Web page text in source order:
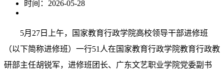
时间：2026-05-28
5月27日上午，国家教育行政学院高校领导干部进修班
（以下简称进修班）一行51人在国家教育行政学院教育行政教
研部主任胡锐军，进修班团长、广东文艺职业学院党委副书